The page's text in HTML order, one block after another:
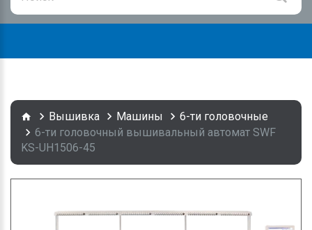
Вышивка Машины
6-ти головочные
6-ти головочный вышивальный автомат SWF
KS-UH1506-45